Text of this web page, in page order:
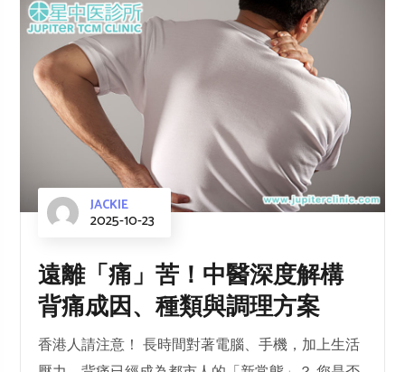
JACKIE
2025-10-23
遠離「痛」苦！中醫深度解構
背痛成因、種類與調理方案
香港人請注意！ 長時間對著電腦、手機，加上生活